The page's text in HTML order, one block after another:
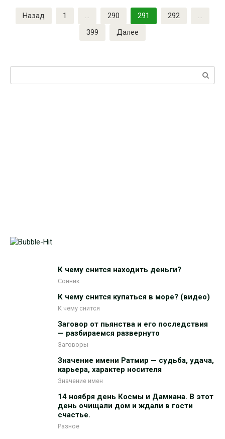
Назад 1 … 290 291 292
…
399
Далее
К чему снится находить деньги?
Сонник
К чему снится купаться в море? (видео)
К чему снится
Заговор от пьянства и его последствия
— разбираемся развернуто
Заговоры
Значение имени Ратмир — судьба, удача,
карьера, характер носителя
Значение имен
14 ноября день Космы и Дамиана. В этот
день очищали дом и ждали в гости
счастье.
Разное